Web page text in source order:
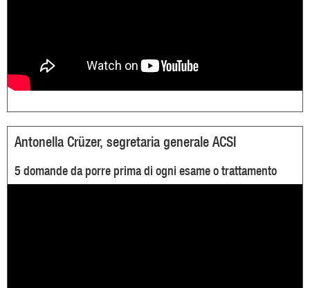
Antonella Crüzer, segretaria generale ACSI
5 domande da porre prima di ogni esame o trattamento